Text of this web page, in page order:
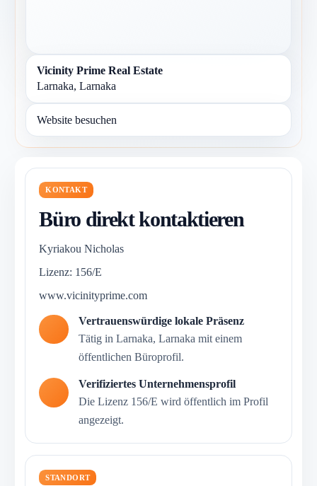
Vicinity Prime Real Estate
Larnaka, Larnaka
Website besuchen
KONTAKT
Büro direkt kontaktieren
Kyriakou Nicholas
Lizenz: 156/E
www.vicinityprime.com
Vertrauenswürdige lokale Präsenz
Tätig in Larnaka, Larnaka mit einem
öffentlichen Büroprofil.
Verifiziertes Unternehmensprofil
Die Lizenz 156/E wird öffentlich im Profil
angezeigt.
STANDORT